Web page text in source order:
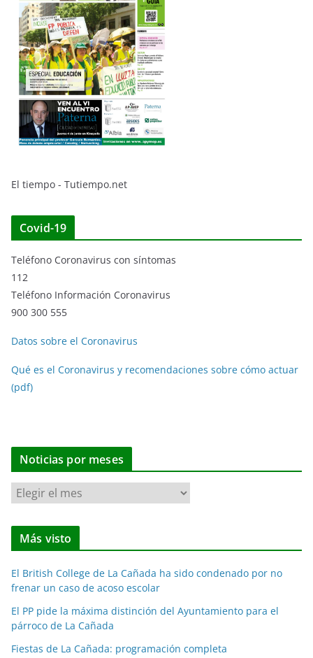
El tiempo - Tutiempo.net
Covid-19
Teléfono Coronavirus con síntomas
112
Teléfono Información Coronavirus
900 300 555
Datos sobre el Coronavirus
Qué es el Coronavirus y recomendaciones sobre cómo actuar
(pdf)
Noticias por meses
N
o
t
i
a
s
p
o
Más visto
El British College de La Cañada ha sido condenado por no
frenar un caso de acoso escolar
El PP pide la máxima distinción del Ayuntamiento para el
párroco de La Cañada
Fiestas de La Cañada: programación completa